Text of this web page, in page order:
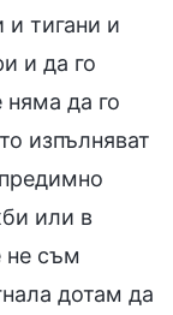
тигани и
и да го
няма да го
изпълняват
или в
не съм
дотам да